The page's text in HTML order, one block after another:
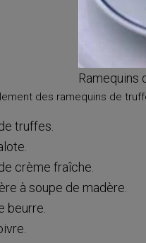
Ramequins
des ramequins de
truffes.
crème fraîche.
à soupe de madère.
beurre.